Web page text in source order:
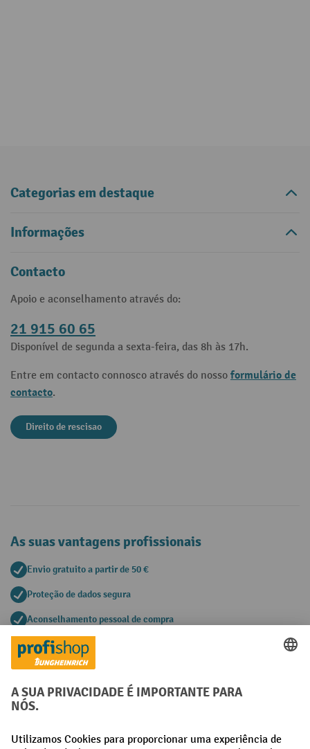
Categorias em destaque
Informações
Contacto
Apoio e aconselhamento através do:
21 915 60 65
Disponível de segunda a sexta-feira, das 8h às 17h.
Entre em contacto connosco através do nosso formulário de
contacto.
Direito de rescisao
As suas vantagens profissionais
Envio gratuito a partir de 50 €
Proteção de dados segura
Aconselhamento pessoal de compra
Métodos de pagamento